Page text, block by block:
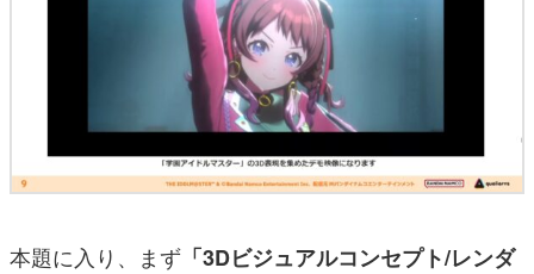
本題に入り、まず 「3Dビジュアルコンセプト/レンダ